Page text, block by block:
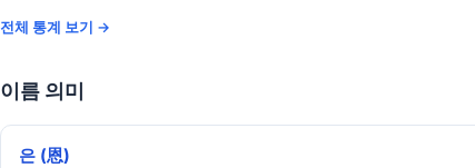
전체 통계 보기 →
이름 의미
은 (恩)